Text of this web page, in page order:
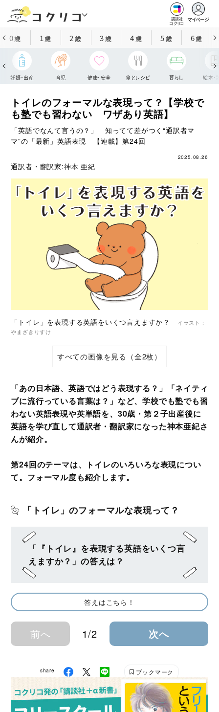
講談社
コクリコ
マイページ
0歳 1歳 2 歳 3歳 4歳 5歳 6歳
妊娠・出産 育児 健康・安全 食とレシピ 暮らし 絵本・
トイレのフォーマルな表現って？【学校で
も塾でも習わない ワザあり英語】
「英語でなんて言うの？」 知ってて差がつく“通訳者マ
マ”の「最新」英語表現 【連載】第24回
2025.08.26
通訳者・翻訳家:神本 亜紀
「トイレ」を表現する英語をいくつ言えますか？
イラスト：
やまざきりすけ
すべての画像を見る（全2枚）
「あの日本語、英語ではどう表現する？」「ネイティ
ブに流行っている言葉は？」など、学校でも塾でも習
わない英語表現や英単語を、30歳・第２子出産後に
英語を学び直して通訳者・翻訳家になった神本亜紀さ
んが紹介。
第24回のテーマは、トイレのいろいろな表現につい
て。フォーマル度も紹介します。
「トイレ」のフォーマルな表現って？
「『トイレ』を表現する英語をいくつ言
えますか？」の答えは？
答えはこちら！
前へ 1/2 次へ
share ブックマーク